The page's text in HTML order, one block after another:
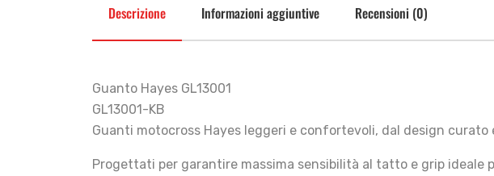
Descrizione Informazioni aggiuntive Recensioni (0)
Guanto Hayes GL13001
GL13001-KB
Guanti motocross Hayes leggeri e confortevoli, dal design
Progettati per garantire massima sensibilità al tatto e grip